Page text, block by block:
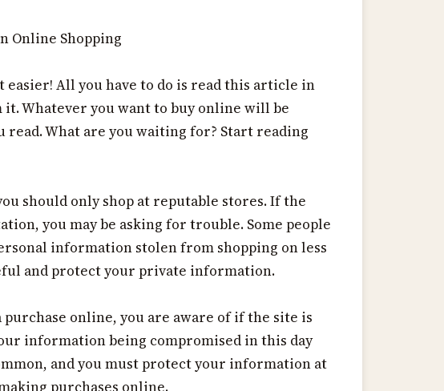
Online Shopping
easier! All you have to do is read this article in
Whatever you want to buy online will be
read. What are you waiting for? Start reading
should only shop at reputable stores. If the
you may be asking for trouble. Some people
information stolen from shopping on less
and protect your private information.
purchase online, you are aware of if the site is
information being compromised in this day
and you must protect your information at
purchases online.